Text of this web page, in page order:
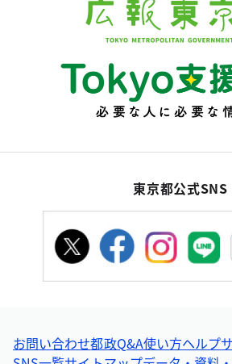
東京都公式SNS
お問い合わせ都政Q&A使い方ヘルプ